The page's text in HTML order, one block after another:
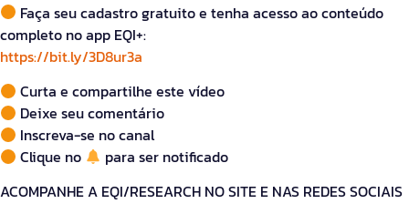
Faça seu cadastro gratuito e tenha acesso ao conteúdo
completo no app EQI+:
https://bit.ly/3D8ur3a
Curta e compartilhe este vídeo
Deixe seu comentário
Inscreva-se no canal
Clique no
para ser notificado
ACOMPANHE A EQI/RESEARCH NO SITE E NAS REDES SOCIAIS